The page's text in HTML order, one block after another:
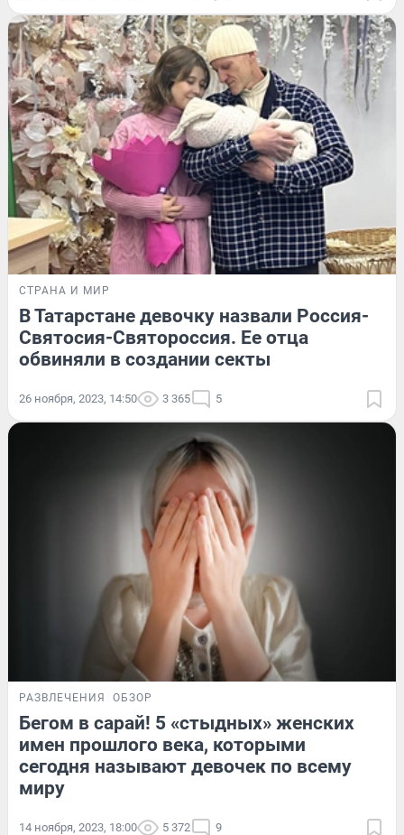
СТРАНА И МИР
В Татарстане девочку назвали Россия-
Святосия-Святороссия. Ее отца
обвиняли в создании секты
26 ноября, 2023, 14:50 3 365 5
РАЗВЛЕЧЕНИЯ ОБЗОР
Бегом в сарай! 5 «стыдных» женских
имен прошлого века, которыми
сегодня называют девочек по всему
миру
14 ноября, 2023, 18:00 5 372 9